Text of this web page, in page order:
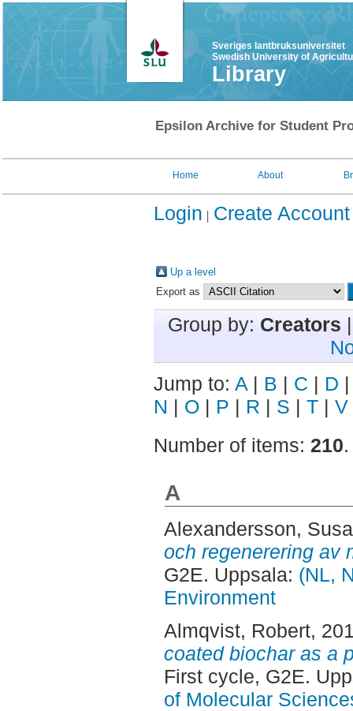
Sveriges lantbruksuniversitet
Swedish University of
Library
Epsilon Archive for Student
Home About
Login Create Account
Up a level
Export as
Group by: Creators
Jump to: A | B | C | D
N | O | P | R | S | T | V
Number of items: 210.
A
Alexandersson,
och regenerering av
G2E. Uppsala: (NL,
Environment
Almqvist, Robert,
coated biochar as a
First cycle, G2E.
of Molecular